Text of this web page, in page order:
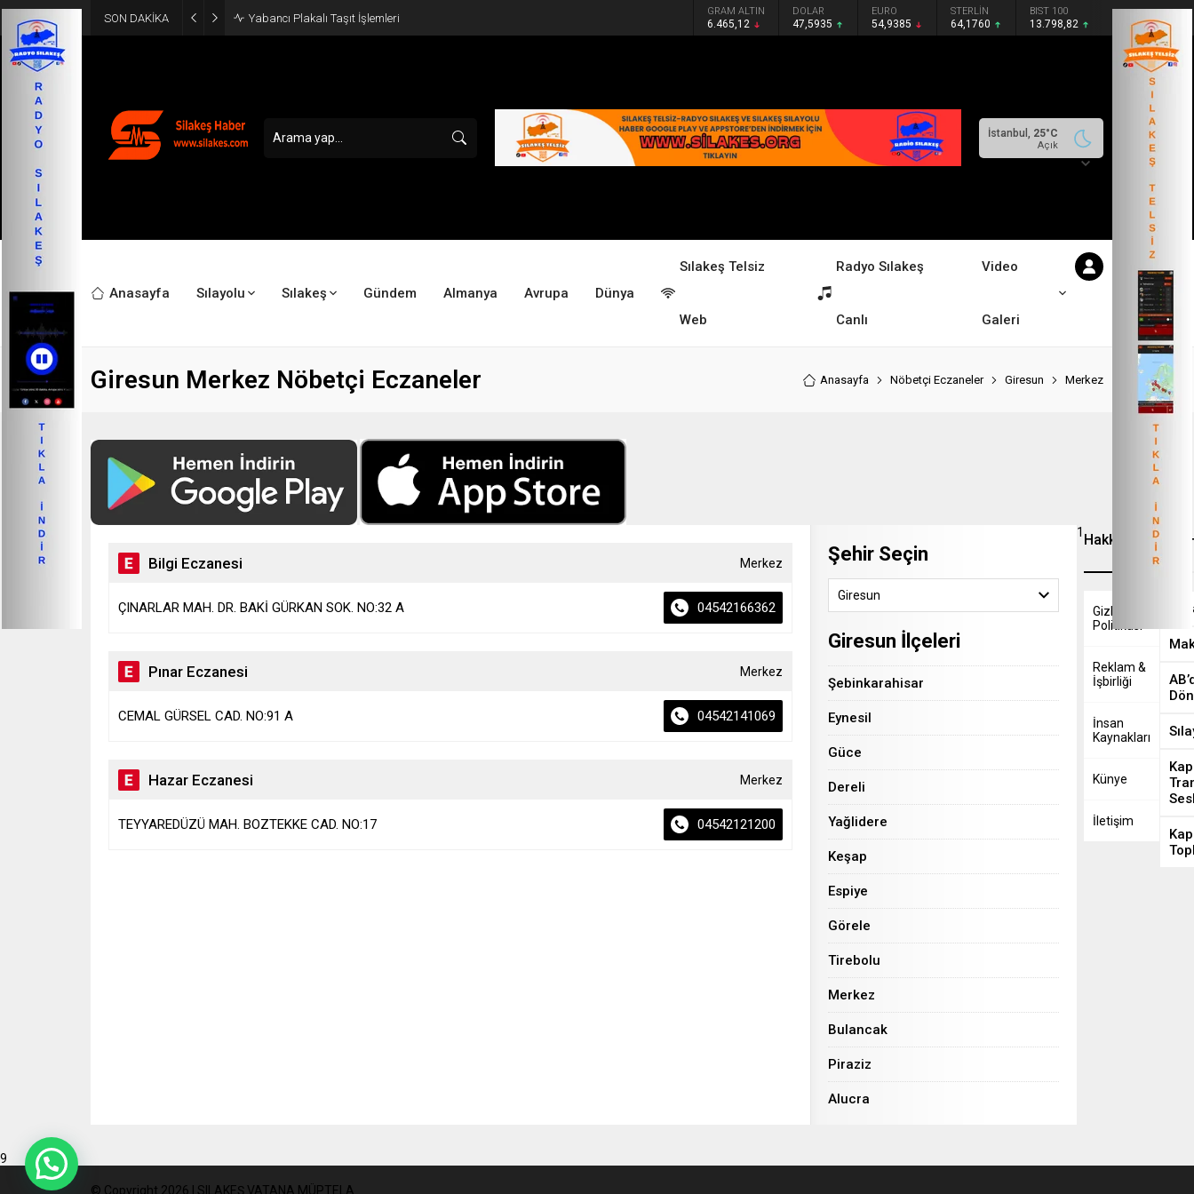
SON DAKİKA Yabancı Plakalı Taşıt İşlemleri GRAM ALTIN
6.465,12
DOLAR
47,5935
EURO
54,9385
STERLİN
64,1760
BIST 100
13.798,82
İstanbul, 25°C
Açık
Anasayfa Sılayolu Sılakeş Gündem Almanya Avrupa Dünya
Sılakeş Telsiz
Web
Radyo Sılakeş
Canlı
Video
Galeri
Giresun Merkez Nöbetçi Eczaneler Anasayfa Nöbetçi Eczaneler Giresun Merkez
Bilgi Eczanesi Merkez
ÇINARLAR MAH. DR. BAKİ GÜRKAN SOK. NO:32 A 04542166362
Pınar Eczanesi Merkez
CEMAL GÜRSEL CAD. NO:91 A 04542141069
Hazar Eczanesi Merkez
TEYYAREDÜZÜ MAH. BOZTEKKE CAD. NO:17 04542121200
Şehir Seçin
Giresun
Giresun İlçeleri
Şebinkarahisar
Eynesil
Güce
Dereli
Yağlidere
Keşap
Espiye
Görele
Tirebolu
Merkez
Bulancak
Piraziz
Alucra
1 Hakkımızda
Gizlilik
Politikasi
Reklam &
İşbirliği
İnsan
Kaynakları
Künye
İletişim
Son
9
© Copyright 2026 | SILAKEŞ VATANA MÜPTELA